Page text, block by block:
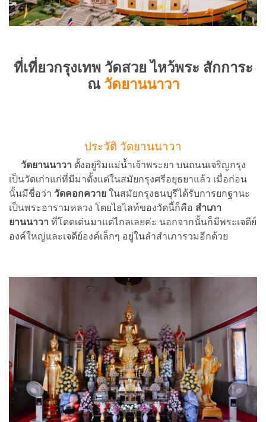
ที่เที่ยวกรุงเทพ วัดสวย ไหว้พระ สักการะ
ณ วัดยานนาวา
ประวัติ วัดยานนาวา
วัดยานนาวา ตั้งอยู่ริมแม่น้ำเจ้าพระยา บนถนนเจริญกรุง
เป็นวัดเก่าแก่ที่มีมาตั้งแต่ในสมัยกรุงศรีอยุธยาแล้ว เมื่อก่อน
นั้นมีชื่อว่า วัดคอกควาย ในสมัยกรุงธนบุรีได้รับการยกฐานะ
เป็นพระอารามหลวง โดยไฮไลท์ของวัดนี้ก็คือ สำเภา
ยานนาวา ที่โดดเด่นมาแต่ไกลเลยค่ะ นอกจากนั้นก็มีพระเจดีย์
องค์ใหญ่และเจดีย์องค์เล็กๆ อยู่ในลำสำเภารวมอีกด้วย